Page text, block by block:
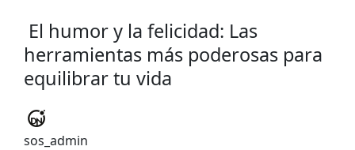
El humor y la felicidad: Las
herramientas más poderosas para
equilibrar tu vida
sos_admin